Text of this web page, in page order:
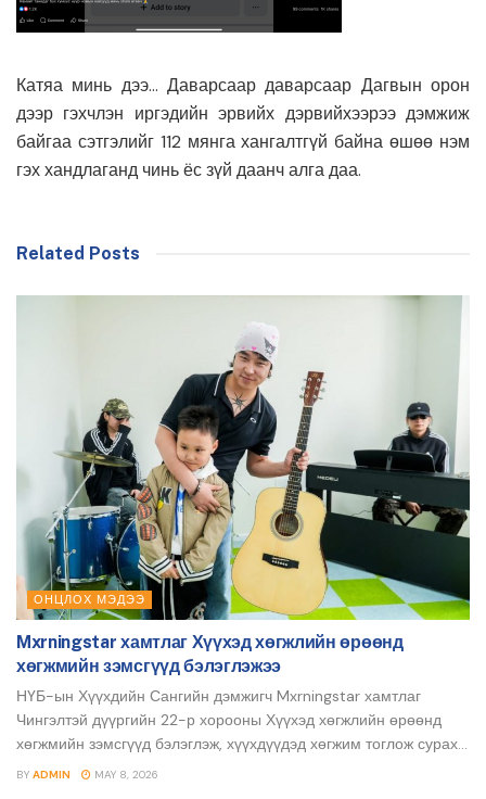
Катяа минь дээ… Даварсаар даварсаар Дагвын орон
дээр гэхчлэн иргэдийн эрвийх дэрвийхээрээ дэмжиж
байгаа сэтгэлийг 112 мянга хангалтгүй байна өшөө нэм
гэх хандлаганд чинь ёс зүй даанч алга даа.
Related Posts
ОНЦЛОХ МЭДЭЭ
Mxrningstar хамтлаг Хүүхэд хөгжлийн өрөөнд
хөгжмийн зэмсгүүд бэлэглэжээ
НҮБ-ын Хүүхдийн Сангийн дэмжигч Mxrningstar хамтлаг
Чингэлтэй дүүргийн 22-р хорооны Хүүхэд хөгжлийн өрөөнд
хөгжмийн зэмсгүүд бэлэглэж, хүүхдүүдэд хөгжим тоглож сурах...
BY ADMIN MAY 8, 2026